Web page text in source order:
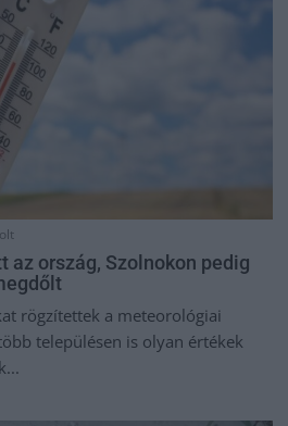
az ország, Szolnokon pedig
rögzítettek a meteorológiai
településen is olyan értékek